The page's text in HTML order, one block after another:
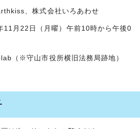
、株式会社いろあわせ
月22日（月曜）午前10時から午後0
（※守山市役所横旧法務局跡地）